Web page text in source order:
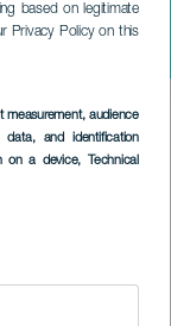
based on legitimate
Privacy Policy on this
measurement, audience
data, and identification
on a device, Technical